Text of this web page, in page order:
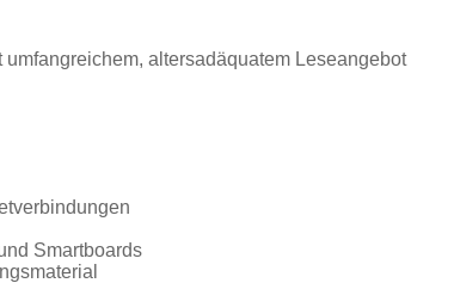
altersadäquatem Leseangebot
Smartboards